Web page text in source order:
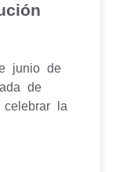
junio de
de
celebrar la